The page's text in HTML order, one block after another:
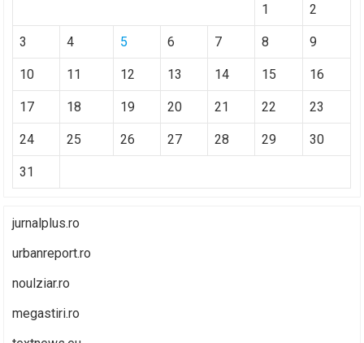
1 2
3 4 5 6 7 8 9
10 11 12 13 14 15 16
17 18 19 20 21 22 23
24 25 26 27 28 29 30
31
jurnalplus.ro
urbanreport.ro
noulziar.ro
megastiri.ro